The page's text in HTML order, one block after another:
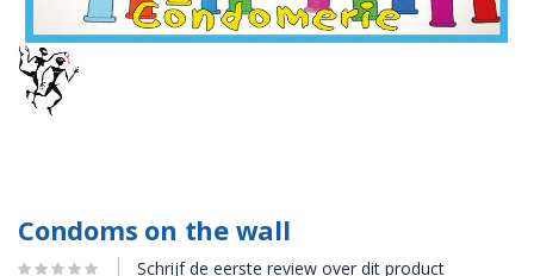
Condoms on the wall
Schrijf de eerste review over dit product